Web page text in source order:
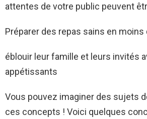
attentes de votre public peuvent
Préparer des repas sains en
éblouir leur famille et leurs invités
appétissants
Vous pouvez imaginer des sujets
ces concepts ! Voici quelques